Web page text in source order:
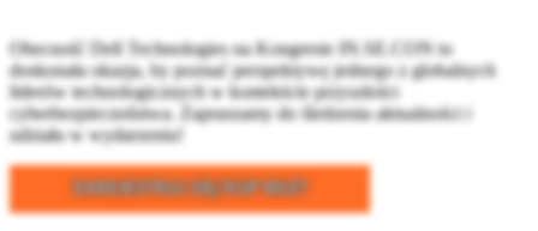
Obecność Dell Technologies na Kongresie IN.SE.CON to
doskonała okazja, by poznać perspektywę jednego z globalnych
liderów technologicznych w kontekście przyszłości
cyberbezpieczeństwa. Zapraszamy do śledzenia aktualności i
udziału w wydarzeniu!